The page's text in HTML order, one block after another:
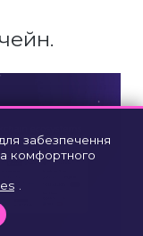
забезпечення
комфортного